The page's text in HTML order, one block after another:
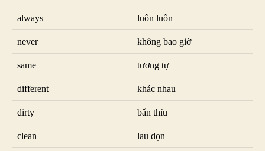
always luôn luôn
never không bao giờ
same tương tự
different khác nhau
dirty bẩn thỉu
clean lau dọn